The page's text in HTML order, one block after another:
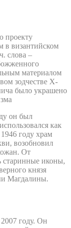
проекту
в византийском
слова –
материалом
зодчестве X-
было украшено
он был
как
году храм
возобновил
От
старинные иконы,
князя
Магдалины.
2007 году. Он